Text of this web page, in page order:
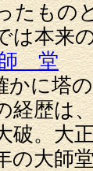
たもの
は本来
堂
塔の建
経歴は
破。大
の大師